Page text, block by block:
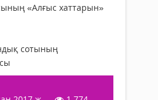
«Алғыс хаттарын»
сотының